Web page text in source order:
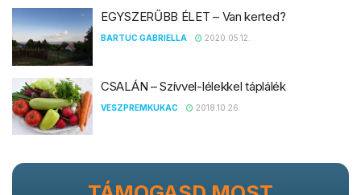
EGYSZERŰBB ÉLET – Van kerted?
BARTUC GABRIELLA 2020.05.12.
CSALÁN – Szívvel-lélekkel táplálék
VESZPREMKUKAC 2018.10.26.